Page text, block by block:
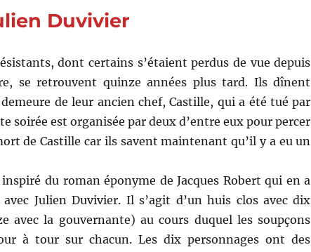
Duvivier
dont certains s’étaient perdus de vue depuis
se retrouvent quinze années plus tard. Ils dînent
de leur ancien chef, Castille, qui a été tué par
soirée est organisée par deux d’entre eux pour percer
de Castille car ils savent maintenant qu’il y a eu un
du roman éponyme de Jacques Robert qui en a
Julien Duvivier. Il s’agit d’un huis clos avec dix
avec la gouvernante) au cours duquel les soupçons
à tour sur chacun. Les dix personnages ont des